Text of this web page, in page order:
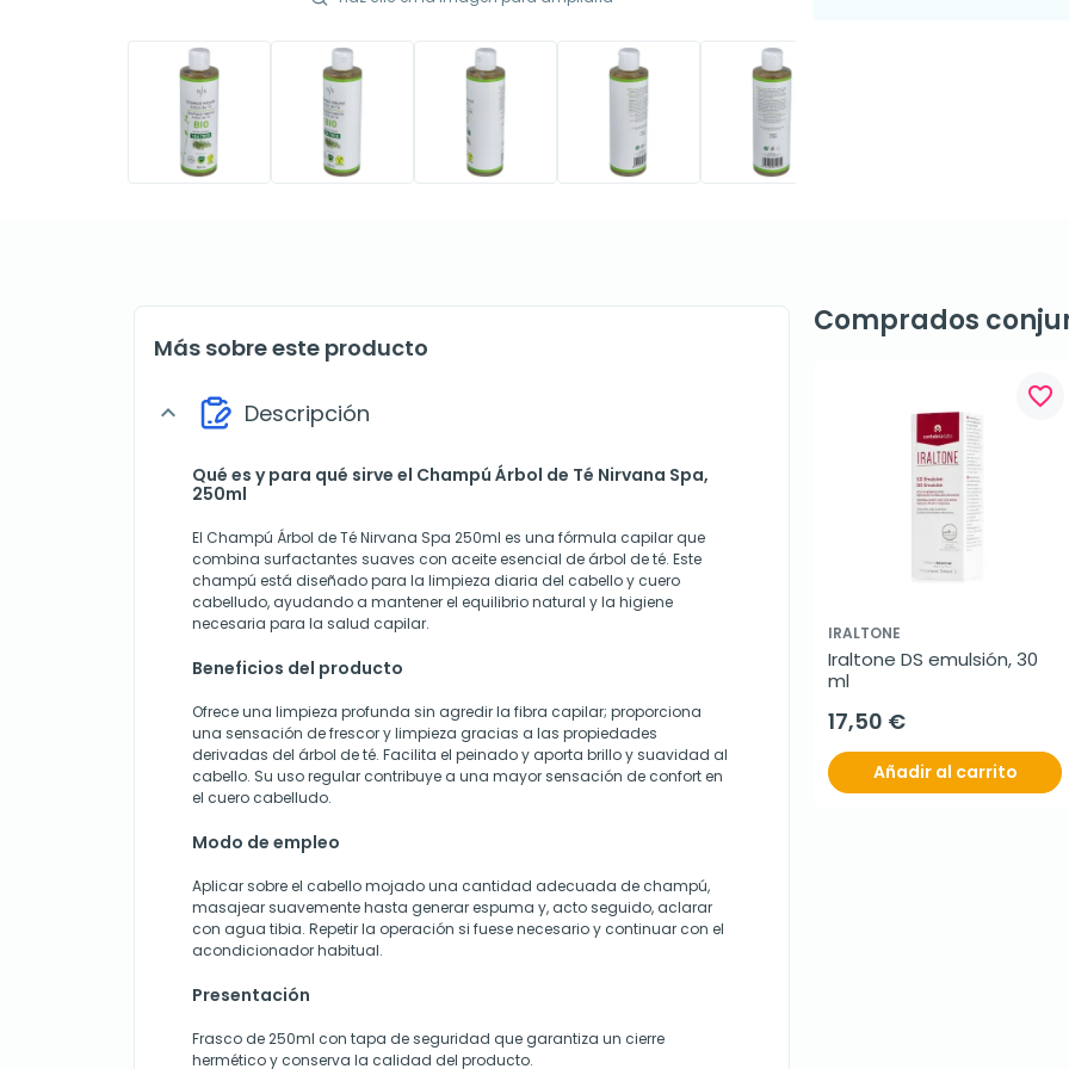
Más sobre este producto
expand_more Descripción
Qué es y para qué sirve el Champú Árbol de Té Nirvana Spa,
250ml
El Champú Árbol de Té Nirvana Spa 250ml es una fórmula capilar que
combina surfactantes suaves con aceite esencial de árbol de té. Este
champú está diseñado para la limpieza diaria del cabello y cuero
cabelludo, ayudando a mantener el equilibrio natural y la higiene
necesaria para la salud capilar.
Beneficios del producto
Ofrece una limpieza profunda sin agredir la fibra capilar; proporciona
una sensación de frescor y limpieza gracias a las propiedades
derivadas del árbol de té. Facilita el peinado y aporta brillo y suavidad al
cabello. Su uso regular contribuye a una mayor sensación de confort en
el cuero cabelludo.
Modo de empleo
Aplicar sobre el cabello mojado una cantidad adecuada de champú,
masajear suavemente hasta generar espuma y, acto seguido, aclarar
con agua tibia. Repetir la operación si fuese necesario y continuar con el
acondicionador habitual.
Presentación
Frasco de 250ml con tapa de seguridad que garantiza un cierre
hermético y conserva la calidad del producto.
Comprados
favorite_border
IRALTONE
Iraltone DS emulsión, 30
ml
17,50 €
Añadir al carrito